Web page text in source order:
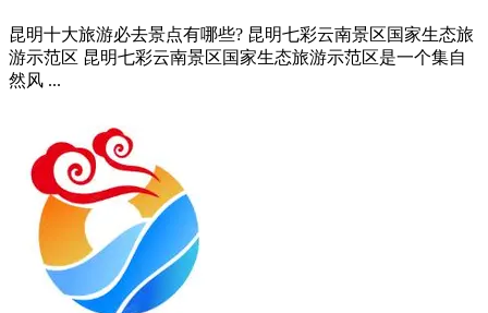
昆明十大旅游必去景点有哪些? 昆明七彩云南景区国家生态旅
游示范区 昆明七彩云南景区国家生态旅游示范区是一个集自
然风 ...